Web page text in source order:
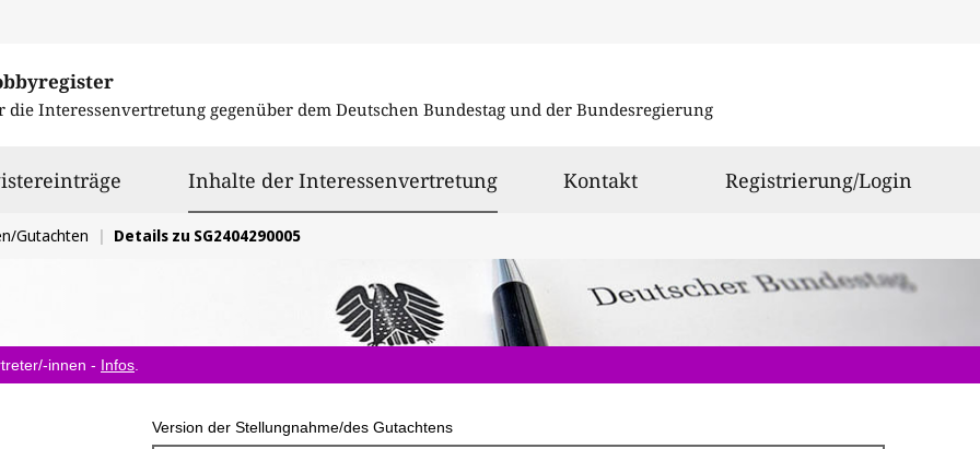
die Interessenvertretung gegenüber dem Deutschen Bundestag und der Bundesregierung
Inhalte der Interessenvertretungausgewählt
Kontakt Registrierung/Login
Gutachten Details zu SG2404290005
innen - Infos
Version der Stellungnahme/des Gutachtens